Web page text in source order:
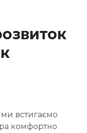
встигаємо
комфортно